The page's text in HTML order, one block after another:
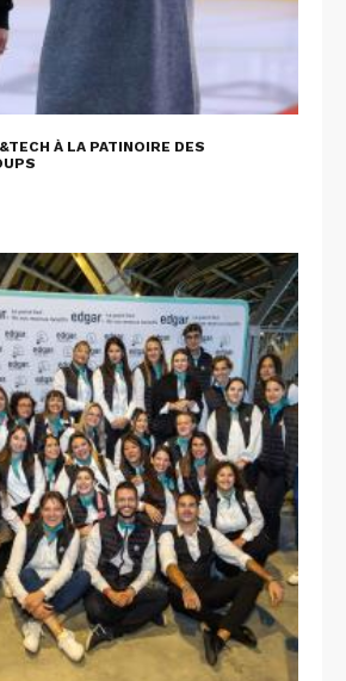
À LA PATINOIRE DES